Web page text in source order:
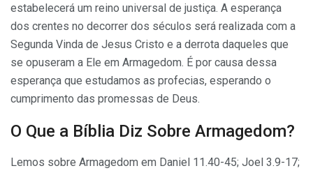
estabelecerá um reino universal de justiça. A esperança
dos crentes no decorrer dos séculos será realizada com a
Segunda Vinda de Jesus Cristo e a derrota daqueles que
se opuseram a Ele em Armagedom. É por causa dessa
esperança que estudamos as profecias, esperando o
cumprimento das promessas de Deus.
O Que a Bíblia Diz Sobre Armagedom?
Lemos sobre Armagedom em Daniel 11.40-45; Joel 3.9-17;